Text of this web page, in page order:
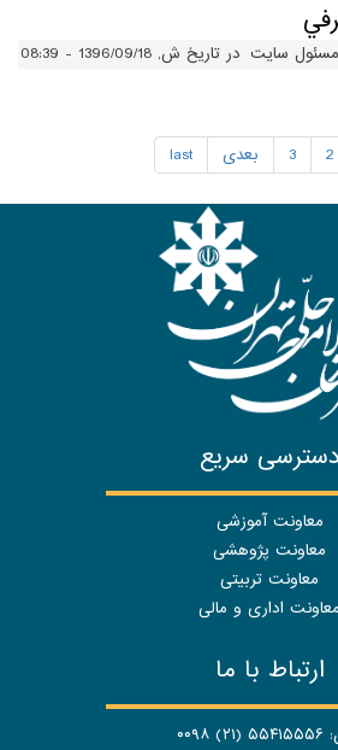
سایت در تاریخ ش, 1396/09/18 - 08:39
2
3 بعدی last
دسترسی سریع
معاونت آموزشی
معاونت پژوهشی
معاونت تربیتی
معاونت اداری و مالی
ارتباط با ما